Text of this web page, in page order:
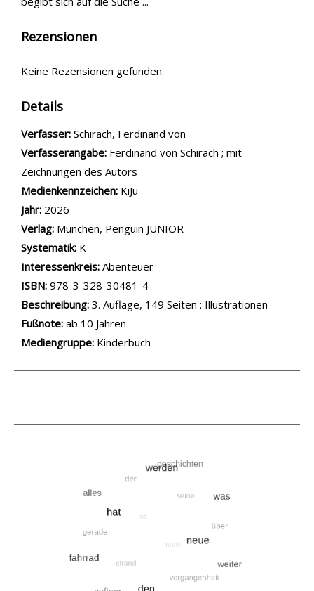
Rezensionen
Keine Rezensionen gefunden.
Details
Verfasser: Suche nach diesem Verfasser
Schirach, Ferdinand von
Verfasserangabe: Ferdinand von Schirach ; mit
Zeichnungen des Autors
Medienkennzeichen: KiJu
Jahr: 2026
Verlag: München, Penguin JUNIOR
opens in new tab
Diesen Link in neuem Tab öffnen
Systematik: Suche nach dieser Systematik
K
Interessenkreis: Suche nach diesem Interessenskreis
Abenteuer
ISBN: 978-3-328-30481-4
Beschreibung: 3. Auflage, 149 Seiten : Illustrationen
Suche nach dieser Beteiligten Person
Fußnote: ab 10 Jahren
Mediengruppe: Kinderbuch